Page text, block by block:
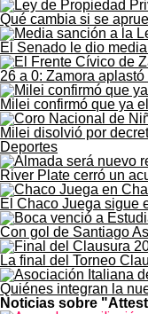
Qué cambia si se
El Senado le dio
26 a 0: Zamora
Milei confirmó que ya
Milei disolvió por
Deportes
River Plate cerró un
El Chaco Juega sigue
Con gol de Santiago
La final del Torneo
Quiénes integran la
Noticias sobre